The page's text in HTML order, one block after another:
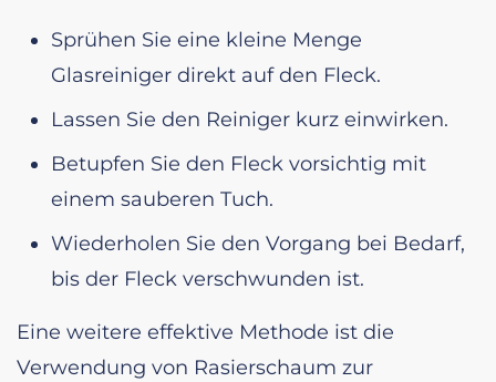
Sprühen Sie eine kleine Menge
Glasreiniger direkt auf den Fleck.
Lassen Sie den Reiniger kurz einwirken.
Betupfen Sie den Fleck vorsichtig mit
einem sauberen Tuch.
Wiederholen Sie den Vorgang bei Bedarf,
bis der Fleck verschwunden ist.
Eine weitere effektive Methode ist die
Verwendung von Rasierschaum zur